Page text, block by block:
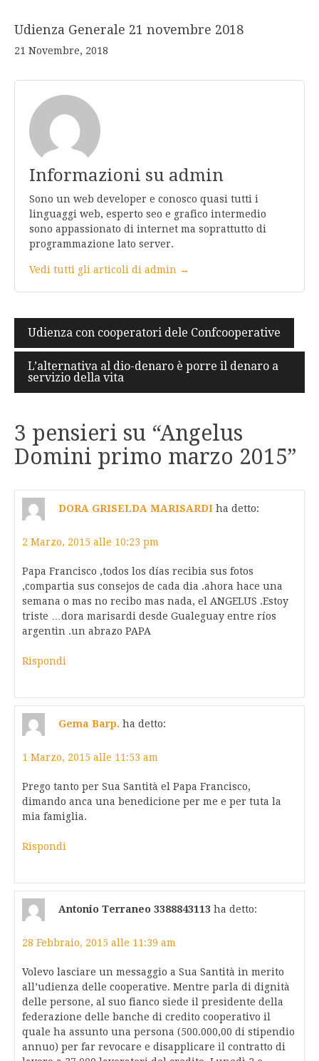
Udienza Generale 21 novembre 2018
21 Novembre, 2018
Informazioni su admin
Sono un web developer e conosco quasi tutti i
linguaggi web, esperto seo e grafico intermedio
sono appassionato di internet ma soprattutto di
programmazione lato server.
Vedi tutti gli articoli di admin →
Navigazione
articoli
Udienza con cooperatori dele Confcooperative
L’alternativa al dio-denaro è porre il denaro a
servizio della vita
3 pensieri su “Angelus
Domini primo marzo 2015”
DORA GRISELDA MARISARDI ha detto:
2 Marzo, 2015 alle 10:23 pm
Papa Francisco ,todos los días recibia sus fotos
,compartia sus consejos de cada dia .ahora hace una
semana o mas no recibo mas nada, el ANGELUS .Estoy
triste …dora marisardi desde Gualeguay entre ríos
argentin .un abrazo PAPA
Rispondi
Gema Barp. ha detto:
1 Marzo, 2015 alle 11:53 am
Prego tanto per Sua Santità el Papa Francisco,
dimando anca una benedicione per me e per tuta la
mia famiglia.
Rispondi
Antonio Terraneo 3388843113 ha detto:
28 Febbraio, 2015 alle 11:39 am
Volevo lasciare un messaggio a Sua Santità in merito
all’udienza delle cooperative. Mentre parla di dignità
delle persone, al suo fianco siede il presidente della
federazione delle banche di credito cooperativo il
quale ha assunto una persona (500.000,00 di stipendio
annuo) per far revocare e disapplicare il contratto di